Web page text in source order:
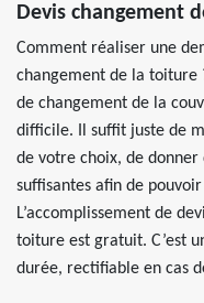
Devis changement
Comment réaliser une
changement de la toiture
de changement de la
difficile. Il suffit juste de
de votre choix, de
suffisantes afin de
L’accomplissement de
toiture est gratuit. C’est
durée, rectifiable en cas